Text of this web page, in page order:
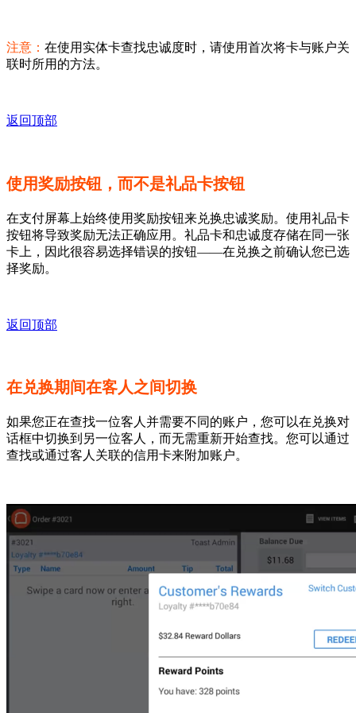
注意： 在使用实体卡查找忠诚度时，请使用首次将卡与账户关
联时所用的方法。
返回顶部
使用奖励按钮，而不是礼品卡按钮
在支付屏幕上始终使用奖励按钮来兑换忠诚奖励。使用礼品卡
按钮将导致奖励无法正确应用。礼品卡和忠诚度存储在同一张
卡上，因此很容易选择错误的按钮——在兑换之前确认您已选
择奖励。
返回顶部
在兑换期间在客人之间切换
如果您正在查找一位客人并需要不同的账户，您可以在兑换对
话框中切换到另一位客人，而无需重新开始查找。您可以通过
查找或通过客人关联的信用卡来附加账户。